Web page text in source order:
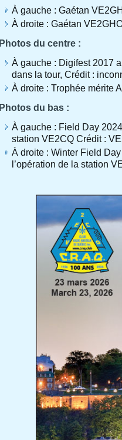
À gauche : Gaétan
À droite : Gaétan
Photos du centre :
À gauche : Digifest 2017
dans la tour, Crédit :
À droite : Trophée mérite
Photos du bas :
À gauche : Field Day
station VE2CQ Crédit :
À droite : Winter Field
l’opération de la station